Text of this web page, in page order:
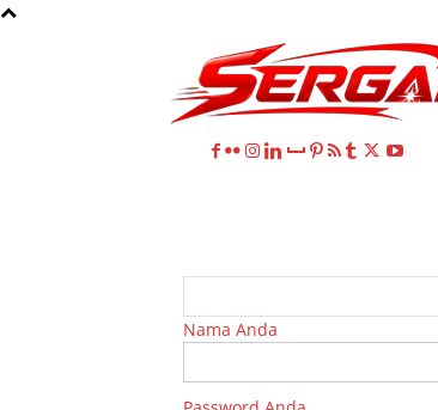
Nama Anda